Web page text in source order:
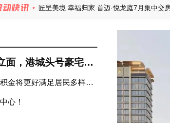
宇树双旗舰机器人空降！秦皇岛智能机器人
面，港城头号豪宅还
金将更好满足居民多样化
心！